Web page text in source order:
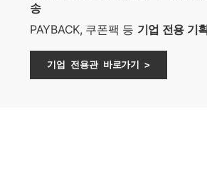
송
PAYBACK, 쿠폰팩 등 기업 전용 기
기업 전용관 바로가기 >